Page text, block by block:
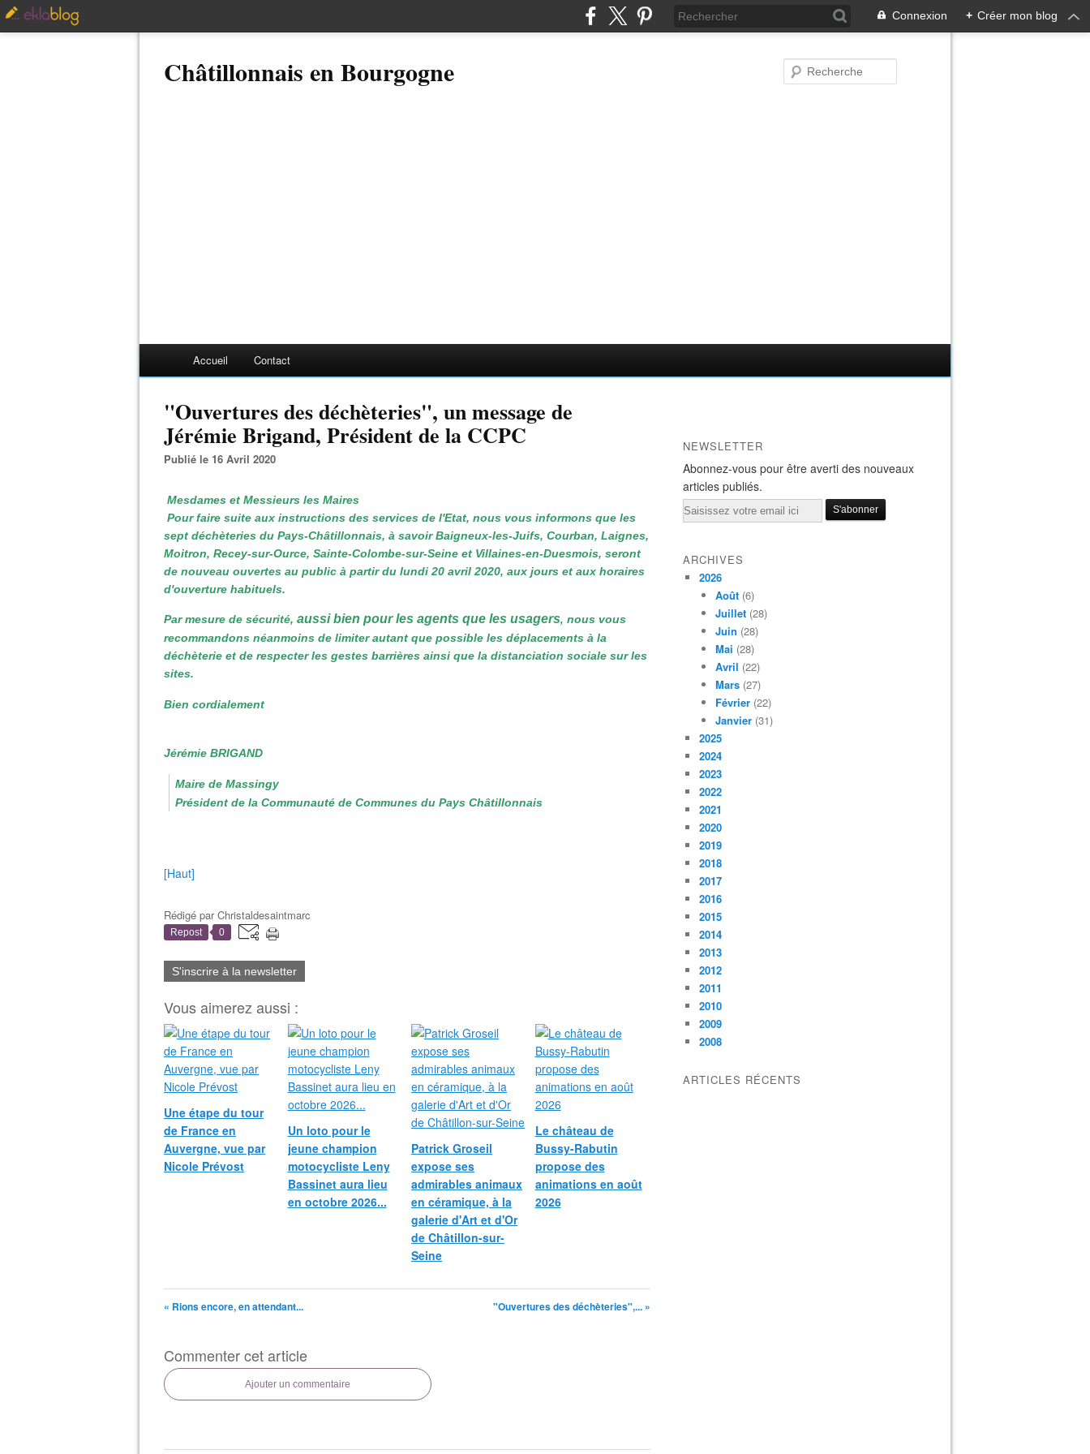
Connexion + Créer mon blog
Châtillonnais en Bourgogne
Accueil Contact
"Ouvertures des déchèteries", un message de
Jérémie Brigand, Président de la CCPC
Publié le 16 Avril 2020
Mesdames et Messieurs les Maires
Pour faire suite aux instructions des services de l'Etat, nous vous informons que les
sept déchèteries du Pays-Châtillonnais, à savoir Baigneux-les-Juifs, Courban, Laignes,
Moitron, Recey-sur-Ource, Sainte-Colombe-sur-Seine et Villaines-en-Duesmois, seront
de nouveau ouvertes au public à partir du lundi 20 avril 2020, aux jours et aux horaires
d'ouverture habituels.
Par mesure de sécurité, aussi bien pour les agents que les usagers, nous vous
recommandons néanmoins de limiter autant que possible les déplacements à la
déchèterie et de respecter les gestes barrières ainsi que la distanciation sociale sur les
sites.
Bien cordialement
Jérémie BRIGAND
Maire de Massingy
Président de la Communauté de Communes du Pays Châtillonnais
[Haut]
Rédigé parChristaldesaintmarc
Repost 0
S'inscrire à la newsletter
Vous aimerez aussi :
Une étape du tour
de France en
Auvergne, vue par
Nicole Prévost
Un loto pour le
jeune champion
motocycliste Leny
Bassinet aura lieu
en octobre 2026...
Patrick Groseil
expose ses
admirables animaux
en céramique, à la
galerie d'Art et d'Or
de Châtillon-sur-
Seine
Le château de
Bussy-Rabutin
propose des
animations en août
2026
« Rions encore, en attendant... "Ouvertures des déchèteries",... »
Commenter cet article
Ajouter un commentaire
NEWSLETTER
Abonnez-vous pour être averti des nouveaux
articles publiés.
Email
ARCHIVES
2026
Août (6)
Juillet (28)
Juin (28)
Mai (28)
Avril (22)
Mars (27)
Février (22)
Janvier (31)
2025
2024
2023
2022
2021
2020
2019
2018
2017
2016
2015
2014
2013
2012
2011
2010
2009
2008
ARTICLES RÉCENTS